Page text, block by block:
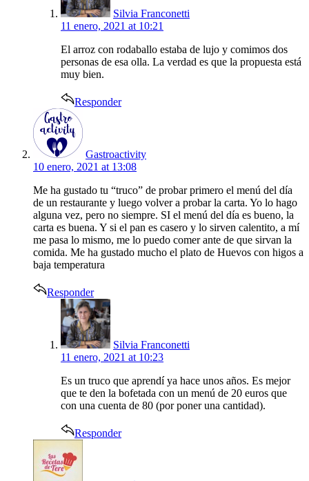
Silvia Franconetti
11 enero, 2021 at 10:21
El arroz con rodaballo estaba de lujo y comimos dos
personas de esa olla. La verdad es que la propuesta está
muy bien.
Responder
Gastroactivity
10 enero, 2021 at 13:08
Me ha gustado tu “truco” de probar primero el menú del día
de un restaurante y luego volver a probar la carta. Yo lo hago
alguna vez, pero no siempre. SI el menú del día es bueno, la
carta es buena. Y si el pan es casero y lo sirven calentito, a mí
me pasa lo mismo, me lo puedo comer ante de que sirvan la
comida. Me ha gustado mucho el plato de Huevos con higos a
baja temperatura
Responder
says:
Silvia Franconetti
11 enero, 2021 at 10:23
Es un truco que aprendí ya hace unos años. Es mejor
que te den la bofetada con un menú de 20 euros que
con una cuenta de 80 (por poner una cantidad).
Responder